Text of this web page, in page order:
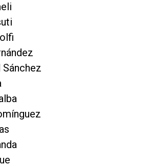
Sánchez